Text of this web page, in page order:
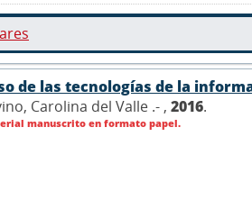
de las tecnologías de la
Carolina del Valle .- , 2016.
manuscrito en formato papel.